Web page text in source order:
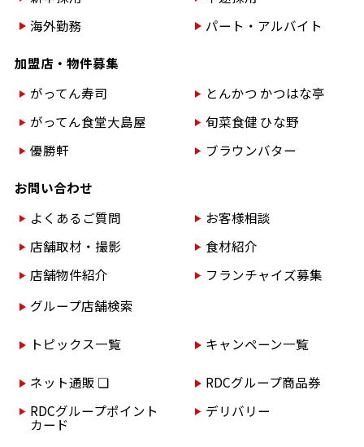
海外勤務
パート・アルバイト
加盟店・物件募集
がってん寿司
とんかつ かつはな亭
がってん食堂大島屋
旬菜食健 ひな野
優勝軒
ブラウンバター
お問い合わせ
よくあるご質問
お客様相談
店舗取材・撮影
食材紹介
店舗物件紹介
フランチャイズ募集
グループ店舗検索
トピックス一覧 キャンペーン一覧
ネット通販 ❏
RDCグループ商品券
RDCグループポイント
カード
デリバリー